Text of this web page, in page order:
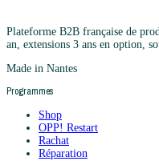
Plateforme B2B française de
an, extensions 3 ans en option,
Made in Nantes
Programmes
Shop
OPP! Restart
Rachat
Réparation